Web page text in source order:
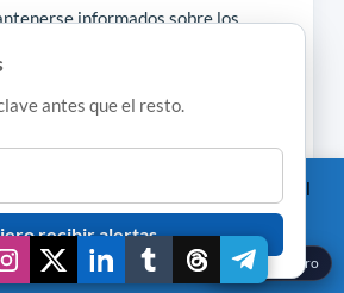
informados sobre los
2030: resiliencia, energía limpia y
Salud, Biohacking y Longevidad
qué funciona de verdad en
to improve your experience. We'll
this, but you can opt-out if you wish.
Reject Read More
antes que el resto.
recibir alertas
☾Modo oscuro